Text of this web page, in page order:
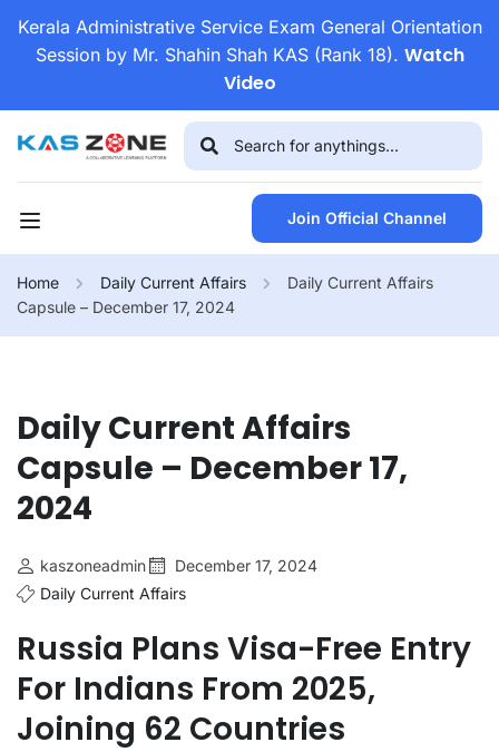
Kerala Administrative Service Exam General Orientation
Session by Mr. Shahin Shah KAS (Rank 18). Watch
Video
Join Official Channel
Home Daily Current Affairs
Daily Current Affairs
Capsule – December 17, 2024
Daily Current Affairs
Capsule – December 17,
2024
kaszoneadmin
December 17, 2024
Daily Current Affairs
Russia Plans Visa-Free Entry
For Indians From 2025,
Joining 62 Countries